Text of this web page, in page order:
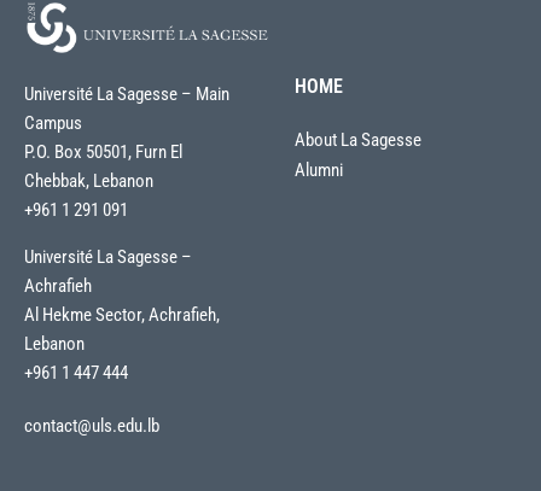
Université La Sagesse – Main
Campus
P.O. Box 50501, Furn El
Chebbak, Lebanon
+961 1 291 091
Université La Sagesse –
Achrafieh
Al Hekme Sector, Achrafieh,
Lebanon
+961 1 447 444
contact@uls.edu.lb
HOME
About La Sagesse
Alumni